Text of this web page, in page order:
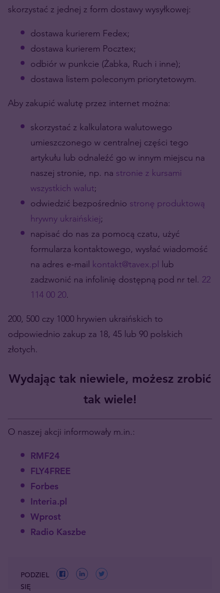
skorzystać z jednej z form dostawy wysyłkowej:
dostawa kurierem Fedex;
dostawa kurierem Pocztex;
odbiór w punkcie (Żabka, Ruch i inne);
dostawa listem poleconym priorytetowym.
Aby zakupić walutę przez internet można:
skorzystać z kalkulatora walutowego
umieszczonego w centralnej części tego
artykułu lub odnaleźć go w innym miejscu na
naszej stronie, np. na stronie z kursami
wszystkich walut;
odwiedzić bezpośrednio stronę produktową
hrywny ukraińskiej;
napisać do nas za pomocą czatu, użyć
formularza kontaktowego, wysłać wiadomość
na adres e-mail kontakt@tavex.pl lub
zadzwonić na infolinię dostępną pod nr tel. 22
114 00 20.
200, 500 czy 1000 hrywien ukraińskich to
odpowiednio zakup za 18, 45 lub 90 polskich
złotych.
Wydając tak niewiele, możesz zrobić
tak wiele!
O naszej akcji informowały m.in.:
RMF24
FLY4FREE
Forbes
Interia.pl
Wprost
Radio Kaszbe
PODZIEL
SIĘ